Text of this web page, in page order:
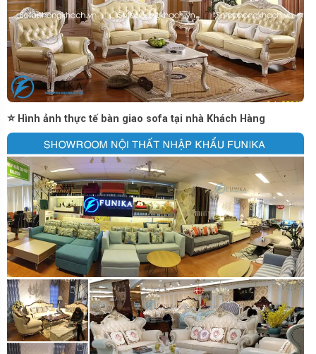
⭐ Hình ảnh thực tế bàn giao sofa tại nhà Khách Hàng